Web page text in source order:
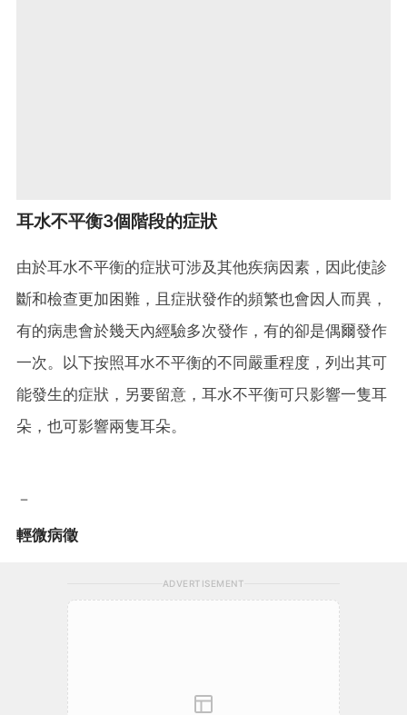
耳水不平衡3個階段的症狀
由於耳水不平衡的症狀可涉及其他疾病因素，因此使診
斷和檢查更加困難，且症狀發作的頻繁也會因人而異，
有的病患會於幾天內經驗多次發作，有的卻是偶爾發作
一次。以下按照耳水不平衡的不同嚴重程度，列出其可
能發生的症狀，另要留意，耳水不平衡可只影響一隻耳
朵，也可影響兩隻耳朵。
－
輕微病徵
ADVERTISEMENT